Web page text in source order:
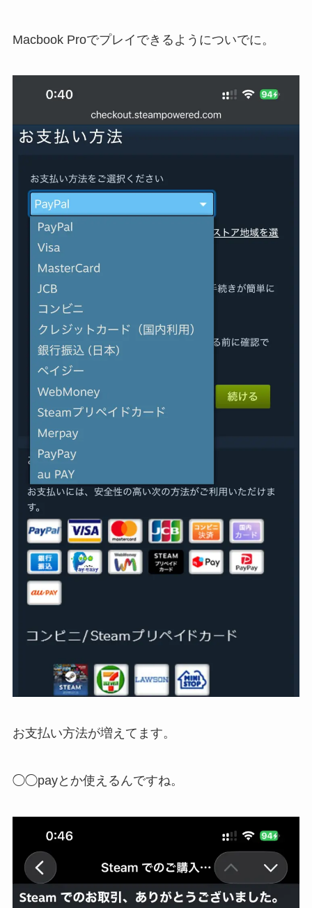
Macbook Proでプレイできるようについでに。
お支払い方法が増えてます。
◯◯payとか使えるんですね。